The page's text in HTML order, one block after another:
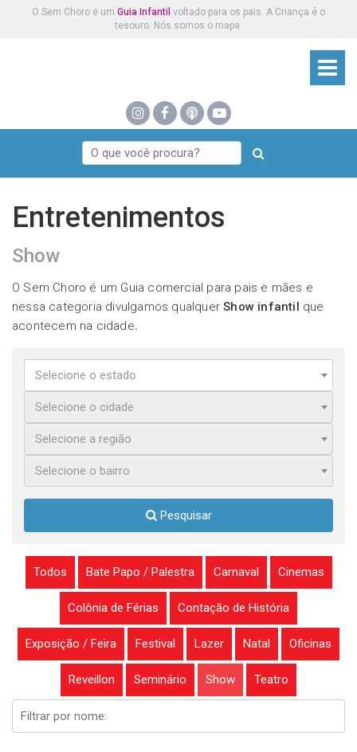
O Sem Choro é um Guia Infantil voltado para os pais. A Criança é o
tesouro. Nós somos o mapa.
Entretenimentos
Show
O Sem Choro é um Guia comercial para pais e mães e
nessa categoria divulgamos qualquer Show infantil que
acontecem na cidade.
Selecione o estado
Selecione o cidade
Selecione a região
Selecione o bairro
Pesquisar
Todos Bate Papo / Palestra Carnaval Cinemas
Colônia de Férias Contação de História
Exposição / Feira Festival Lazer Natal Oficinas
Reveillon Seminário Show Teatro